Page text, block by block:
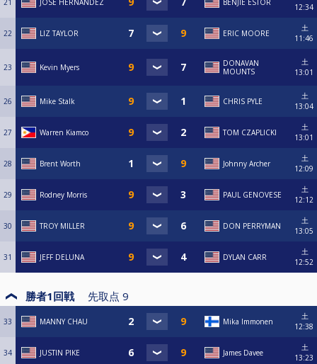
21 JOSE HERNANDEZ BENJIE ESTOR
12:34
22 LIZ TAYLOR ERIC MOORE
土
11:46
23 Kevin Myers
DONAVAN
MOUNTS
土
13:01
26 Mike Stalk CHRIS PYLE
土
13:04
27 Warren Kiamco TOM CZAPLICKI
土
13:01
28 Brent Worth Johnny Archer
土
12:09
29 Rodney Morris PAUL GENOVESE
土
12:12
30 TROY MILLER DON PERRYMAN
土
13:05
31 JEFF DELUNA DYLAN CARR
土
12:52
勝者1回戦 先取点 9
33 MANNY CHAU Mika Immonen
土
12:38
34 JUSTIN PIKE James Davee
土
13:23